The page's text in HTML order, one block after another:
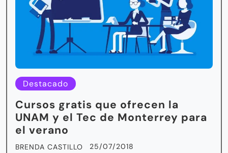
Destacado
Cursos gratis que ofrecen la
UNAM y el Tec de Monterrey para
el verano
BRENDA CASTILLO 25/07/2018